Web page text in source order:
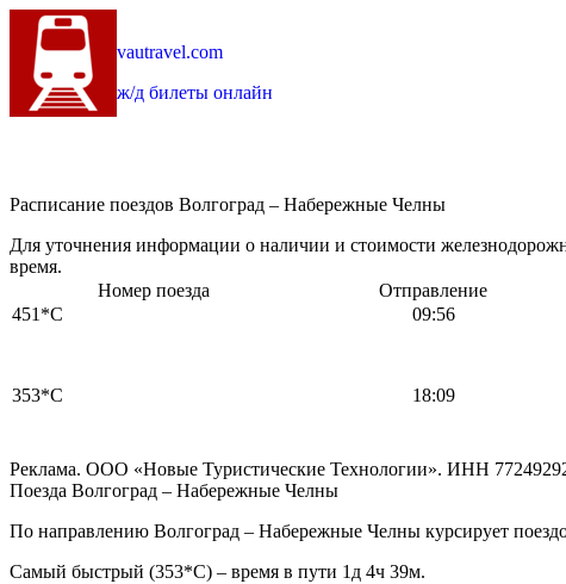
vautravel.com
ж/д билеты онлайн
Расписание поездов Волгоград – Набережные Челны
Для уточнения информации о наличии и стоимости
время.
Номер поезда
Отправление
451*С
09:56
353*С 18:09
Реклама. ООО «Новые Туристические Технологии». ИНН
Поезда Волгоград – Набережные Челны
По направлению Волгоград – Набережные Челны курсирует
Самый быстрый (353*С) – время в пути 1д 4ч 39м.